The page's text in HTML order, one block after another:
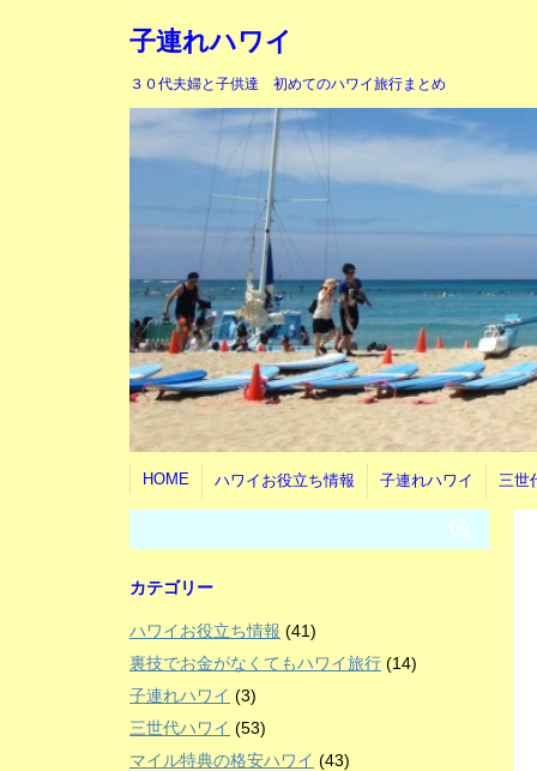
子連れハワイ
３０代夫婦と子供達 初めてのハワイ旅行まとめ
HOME ハワイお役立ち情報 子連れハワイ 三世
カテゴリー
ハワイお役立ち情報 (41)
裏技でお金がなくてもハワイ旅行 (14)
子連れハワイ (3)
三世代ハワイ (53)
マイル特典の格安ハワイ (43)